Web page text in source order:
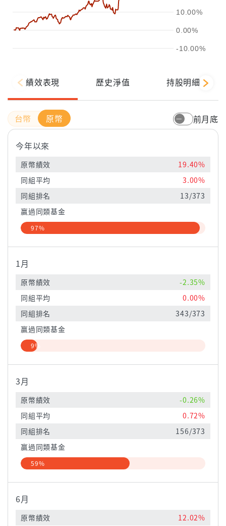
-10.00%
0.00%
10.00%
績效表現 歷史淨值 持股明細
原幣 前月底
今年以來
原幣績效
19.40%
同組平均
3.00%
同組排名
13/373
贏過同類基金
97%
1月
原幣績效
-2.35%
同組平均
0.00%
同組排名
343/373
贏過同類基金
9%
3月
原幣績效
-0.26%
同組平均
0.72%
同組排名
156/373
贏過同類基金
59%
6月
原幣績效
12.02%